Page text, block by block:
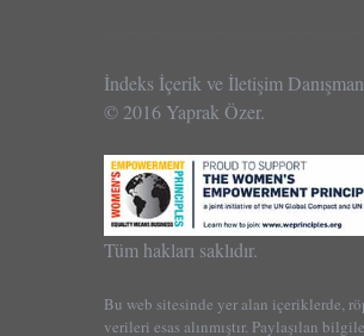
İndeks İçerik ve İletişim
© 2016 Yaprak Özer.
Tüm hakları saklıdır.
Bu web sitesinde yer alan içeriklerde,
verileri esas alınmıştır. Paylaşılan